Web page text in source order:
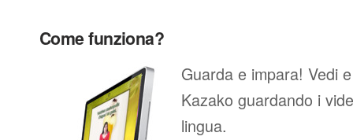
Come funziona?
Guarda e impara! Vedi
Kazako guardando i
lingua.